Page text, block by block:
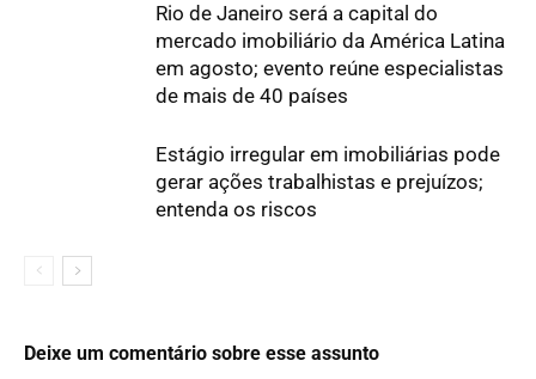
Rio de Janeiro será a capital do
mercado imobiliário da América Latina
em agosto; evento reúne especialistas
de mais de 40 países
Estágio irregular em imobiliárias pode
gerar ações trabalhistas e prejuízos;
entenda os riscos
Deixe um comentário sobre esse assunto